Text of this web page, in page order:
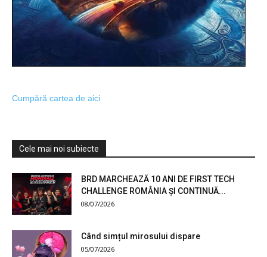
Cumpără cartea de aici
Cele mai noi subiecte
BRD MARCHEAZĂ 10 ANI DE FIRST TECH
CHALLENGE ROMÂNIA ȘI CONTINUĂ...
08/07/2026
Când simțul mirosului dispare
05/07/2026